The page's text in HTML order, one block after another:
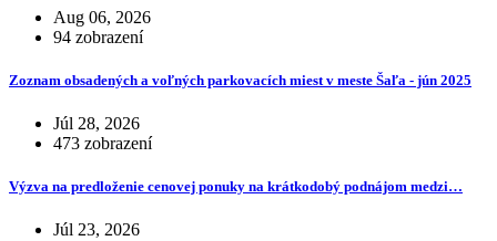
Aug 06, 2026
94 zobrazení
Zoznam obsadených a voľných parkovacích miest v meste Šaľa - jún 2025
Júl 28, 2026
473 zobrazení
Výzva na predloženie cenovej ponuky na krátkodobý podnájom medzi…
Júl 23, 2026